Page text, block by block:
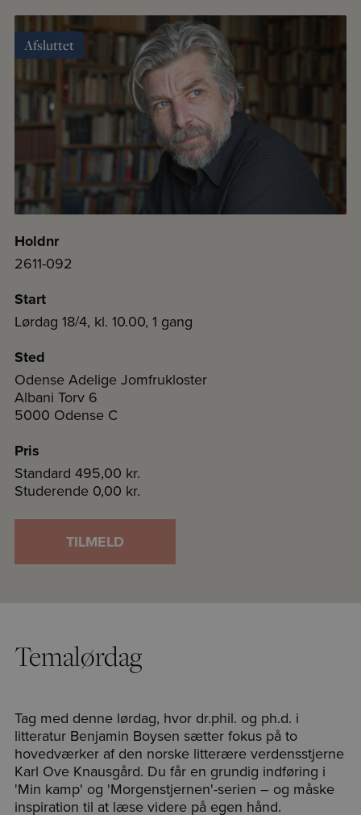
Afsluttet
Holdnr
2611-092
Start
Lørdag 18/4, kl. 10.00, 1 gang
Sted
Odense Adelige Jomfrukloster
Albani Torv 6
5000 Odense C
Pris
Standard 495,00 kr.
Studerende 0,00 kr.
TILMELD
Temalørdag
Tag med denne lørdag, hvor dr.phil. og ph.d. i
litteratur Benjamin Boysen sætter fokus på to
hovedværker af den norske litterære verdensstjerne
Karl Ove Knausgård. Du får en grundig indføring i
'Min kamp' og 'Morgenstjernen'-serien – og måske
inspiration til at læse videre på egen hånd.